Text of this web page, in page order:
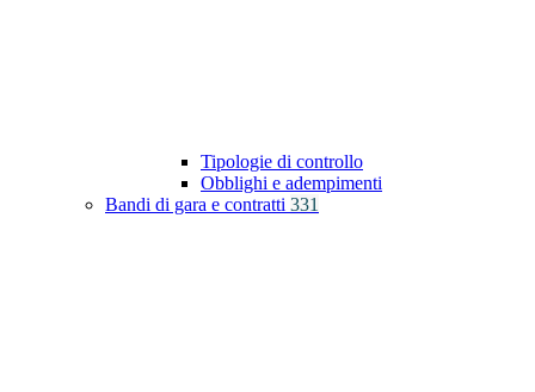
Tipologie di controllo
Obblighi e adempimenti
Bandi di gara e contratti 331